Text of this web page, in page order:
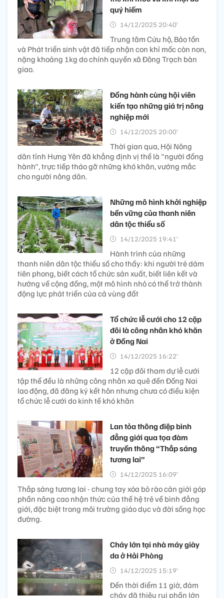
quý hiếm
14/12/2025 20:40’
Trung tâm Cứu hộ, Bảo tồn
và Phát triển sinh vật đã tiếp nhận con khỉ mốc còn non,
nặng khoảng 1kg do chính quyền xã Đông Trạch bàn
giao.
Đồng hành cùng hội viên
kiến tạo những giá trị nông
nghiệp mới
14/12/2025 20:00’
Thời gian qua, Hội Nông
dân tỉnh Hưng Yên đã khẳng định vị thế là "người đồng
hành", trực tiếp tháo gỡ những khó khăn, vướng mắc
cho người nông dân.
Những mô hình khởi nghiệp
bền vững của thanh niên
dân tộc thiểu số
14/12/2025 19:41’
Hành trình của những
thanh niên dân tộc thiểu số cho thấy: khi người trẻ dám
tiên phong, biết cách tổ chức sản xuất, biết liên kết và
hướng về cộng đồng, một mô hình nhỏ có thể trở thành
động lực phát triển của cả vùng đất
Tổ chức lễ cưới cho 12 cặp
đôi là công nhân khó khăn
ở Đồng Nai
14/12/2025 16:22’
12 cặp đôi tham dự lễ cưới
tập thể đều là những công nhân xa quê đến Đồng Nai
lao động, đã đăng ký kết hôn nhưng chưa có điều kiện
tổ chức lễ cưới do kinh tế khó khăn
Lan tỏa thông điệp bình
đẳng giới qua tọa đàm
truyền thông “Thắp sáng
tương lai”
14/12/2025 16:09’
Thắp sáng tương lai - chung tay xóa bỏ rào cản giới góp
phần nâng cao nhận thức của thế hệ trẻ về bình đẳng
giới, đặc biệt trong môi trường giáo dục và đời sống học
đường.
Cháy lớn tại nhà máy giày
da ở Hải Phòng
14/12/2025 15:19’
Đến thời điểm 11 giờ, đám
cháy đã thiêu rụi phần lớn